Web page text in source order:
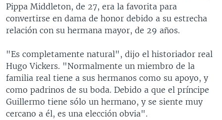
Pippa Middleton, de 27, era la favorita para
convertirse en dama de honor debido a su estrecha
relación con su hermana mayor, de 29 años.
"Es completamente natural", dijo el historiador real
Hugo Vickers. "Normalmente un miembro de la
familia real tiene a sus hermanos como su apoyo, y
como padrinos de su boda. Debido a que el príncipe
Guillermo tiene sólo un hermano, y se siente muy
cercano a él, es una elección obvia".